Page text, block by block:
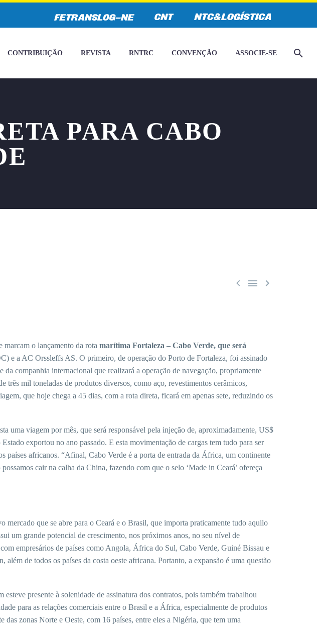
CONTRIBUIÇÃO REVISTA RNTRC CONVENÇÃO ASSOCIE-SE
PARA CABO
  
o lançamento da rota marítima Fortaleza – Cabo Verde, que será
e a AC Orssleffs AS. O primeiro, de operação do Porto de Fortaleza, foi assinado
companhia internacional que realizará a operação de navegação, propriamente
três mil toneladas de produtos diversos, como aço, revestimentos cerâmicos,
que hoje chega a 45 dias, com a rota direta, ficará em apenas sete, reduzindo os
viagem por mês, que será responsável pela injeção de, aproximadamente, US$
exportou no ano passado. E esta movimentação de cargas tem tudo para ser
países africanos. “Afinal, Cabo Verde é a porta de entrada da África, um continente
cair na calha da China, fazendo com que o selo ‘Made in Ceará’ ofereça
mercado que se abre para o Ceará e o Brasil, que importa praticamente tudo aquilo
um grande potencial de crescimento, nos próximos anos, no seu nível de
empresários de países como Angola, África do Sul, Cabo Verde, Guiné Bissau e
de todos os países da costa oeste africana. Portanto, a expansão é uma questão
presente à solenidade de assinatura dos contratos, pois também trabalhou
para as relações comerciais entre o Brasil e a África, especialmente de produtos
zonas Norte e Oeste, com 16 países, entre eles a Nigéria, que tem uma